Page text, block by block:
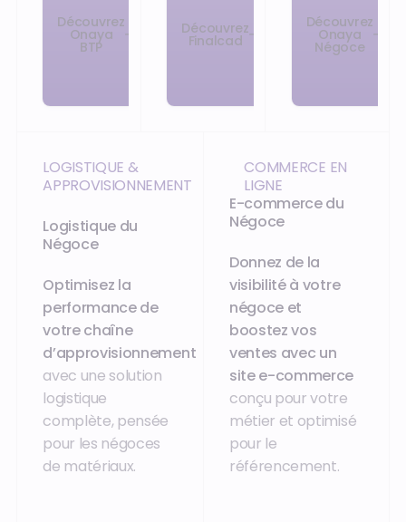
Découvrez
Onaya
BTP
Découvrez
Finalcad
Découvrez
Onaya
Négoce
LOGISTIQUE &
APPROVISIONNEMENT
Logistique du
Négoce
Optimisez la
performance de
votre chaîne
d’approvisionnement
avec une solution
logistique
complète, pensée
pour les négoces
de matériaux.
COMMERCE EN
LIGNE
E-commerce du
Négoce
Donnez de la
visibilité à votre
négoce et
boostez vos
ventes avec un
site e-commerce
conçu pour votre
métier et optimisé
pour le
référencement.